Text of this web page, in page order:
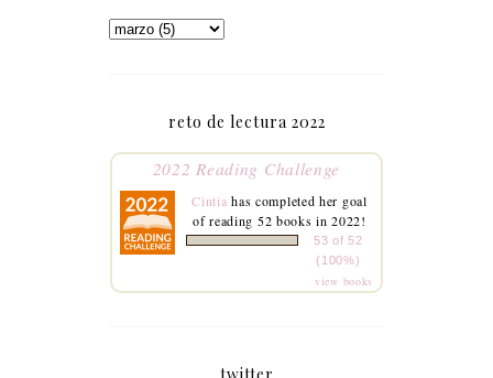
reto de lectura 2022
2022 Reading Challenge
Cintia has completed her goal
of reading 52 books in 2022!
53 of 52
(100%)
view books